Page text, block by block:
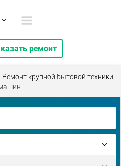
ремонт
Ремонт крупной бытовой техники